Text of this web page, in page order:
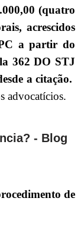
(quatro
acrescidos
a partir do
362 DO STJ
a citação.
advocatícios.
de